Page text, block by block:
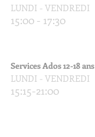
LUNDI - VENDREDI
15:00 - 17:30
Services Ados 12-18 ans
LUNDI - VENDREDI
15:15-21:00